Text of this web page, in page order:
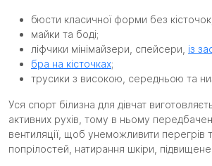
бюсти класичної форми без кісточок;
майки та боді;
ліфчики мінімайзери, спейсери, із
бра на кісточках;
трусики з високою, середньою та
Уся спорт білизна для дівчат
активних рухів, тому в ньому
вентиляції, щоб унеможливити перегрів
попрілостей, натирання шкіри, підвищене